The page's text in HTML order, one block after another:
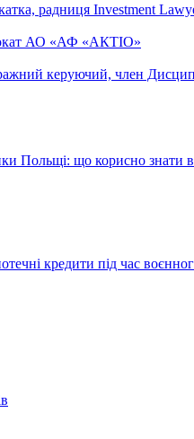
радниця Investment
АО «АФ «АКТІО»
керуючий, член
Польщі: що корисно знати
кредити під час